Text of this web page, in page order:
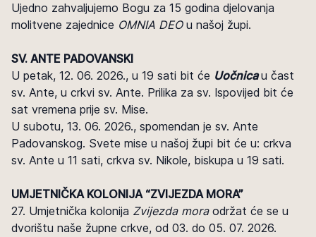
Ujedno zahvaljujemo Bogu za 15 godina djelovanja
molitvene zajednice OMNIA DEO u našoj župi.
SV. ANTE PADOVANSKI
U petak, 12. 06. 2026., u 19 sati bit će Uočnicau čast
sv. Ante, u crkvi sv. Ante. Prilika za sv. Ispovijed bit će
sat vremena prije sv. Mise.
U subotu, 13. 06. 2026., spomendan je sv. Ante
Padovanskog. Svete mise u našoj župi bit će u: crkva
sv. Ante u 11 sati, crkva sv. Nikole, biskupa u 19 sati.
UMJETNIČKA KOLONIJA “ZVIJEZDA MORA”
27. Umjetnička kolonija Zvijezda moraodržat će se u
dvorištu naše župne crkve, od 03. do 05. 07. 2026.